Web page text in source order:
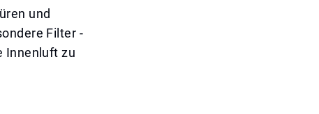
und
Filter -
Innenluft zu